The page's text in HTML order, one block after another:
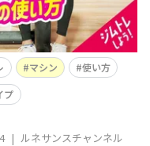
マシン
使い方
プ
| ルネサンスチャンネル